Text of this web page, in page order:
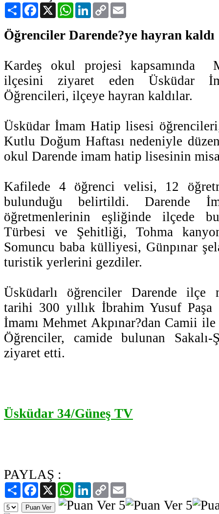
PaylaşFacebook
X WhatsAppLinkedIn
Copy
Link
Öğrenciler Darende?ye hayran kaldı
Kardeş okul projesi kapsamında
ilçesini ziyaret eden Üsküdar
Öğrencileri, ilçeye hayran kaldılar.
Üsküdar İmam Hatip lisesi
Kutlu Doğum Haftası nedeniyle
okul Darende imam hatip lisesinin
Kafilede 4 öğrenci velisi, 12
bulunduğu belirtildi. Darende
öğretmenlerinin eşliğinde ilçede
Türbesi ve Şehitliği, Tohma
Somuncu baba külliyesi, Günpınar
turistik yerlerini gezdiler.
Üsküdarlı öğrenciler Darende ilçe
tarihi 300 yıllık İbrahim Yusuf Paşa
İmamı Mehmet Akpınar?dan Camii
Öğrenciler, camide bulunan
ziyaret etti.
Üsküdar 34/Güneş TV
PAYLAŞ :
PaylaşFacebook
X WhatsAppLinkedIn
Copy
Link